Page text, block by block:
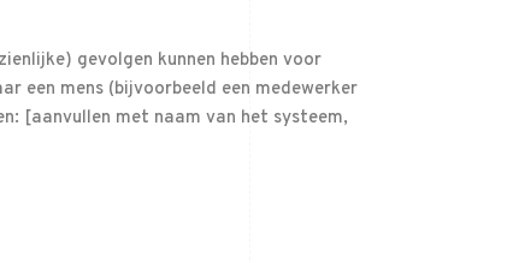
gevolgen kunnen hebben voor
een mens (bijvoorbeeld een medewerker
[aanvullen met naam van het systeem,